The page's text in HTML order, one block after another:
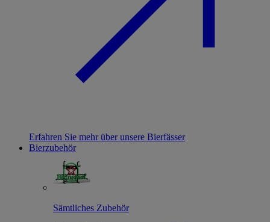
Erfahren Sie mehr über unsere Bierfässer
Bierzubehör
Sämtliches Zubehör